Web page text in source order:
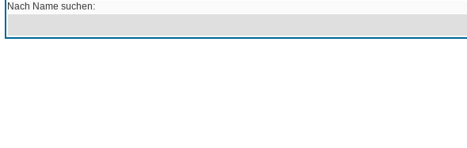
Nach Name suchen: